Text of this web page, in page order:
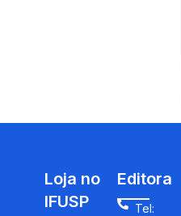
Loja no
IFUSP
Editora
Tel: